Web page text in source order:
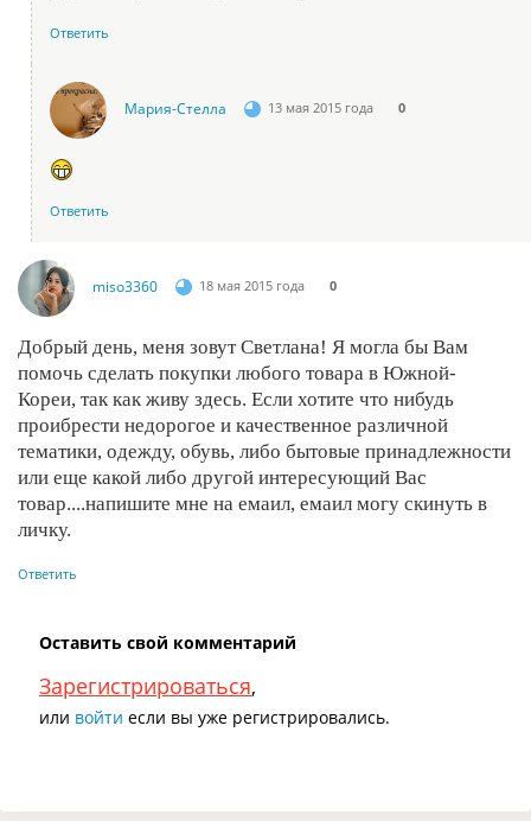
Ответить
Мария-Стелла 13 мая 2015 года 0
Ответить
miso3360 18 мая 2015 года 0
Добрый день, меня зовут Светлана! Я могла бы Вам
помочь сделать покупки любого товара в Южной-
Кореи, так как живу здесь. Если хотите что нибудь
проибрести недорогое и качественное различной
тематики, одежду, обувь, либо бытовые принадлежности
или еще какой либо другой интересующий Вас
товар....напишите мне на емаил, емаил могу скинуть в
личку.
Ответить
Оставить свой комментарий
Зарегистрироваться,
или войти если вы уже регистрировались.